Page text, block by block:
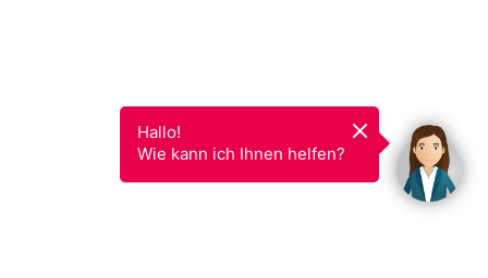
Hallo!
Wie kann ich Ihnen helfen?